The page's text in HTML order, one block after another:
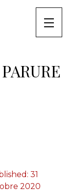
31
2020